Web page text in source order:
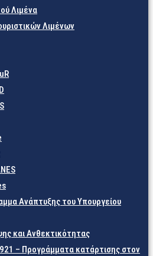
Λιμένα
Λιμένων
Ανάπτυξης του Υπουργείου
και Ανθεκτικότητας
– Προγράμματα κατάρτισης στον